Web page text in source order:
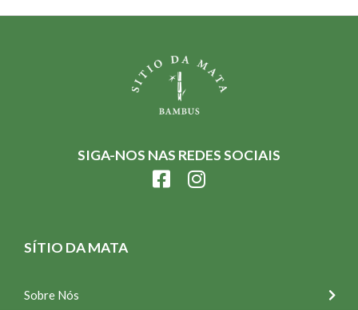
SIGA-NOS NAS REDES SOCIAIS
SÍTIO DA MATA
Sobre Nós